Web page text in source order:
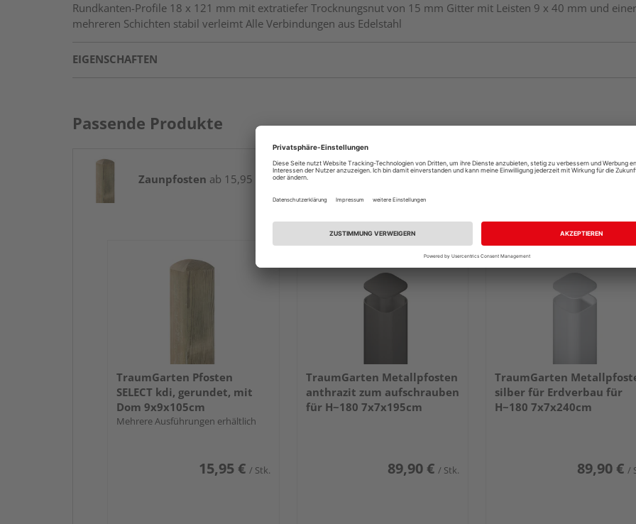
Rundkanten-Profile 18 x 121 mm mit extratiefer Trocknungsnut von 15 mm Gitter mit Leisten 9 x 40 mm und
mehreren Schichten stabil verleimt Alle Verbindungen aus Edelstahl
EIGENSCHAFTEN
Passende Produkte
Zaunpfosten ab 15,95 € / Stk.
TraumGarten Pfosten
SELECT kdi, gerundet, mit
Dom 9x9x105cm
Mehrere Ausführungen erhältlich
15,95 € / Stk.
TraumGarten Metallpfosten
anthrazit zum aufschrauben
für H~180 7x7x195cm
89,90 € / Stk.
TraumGarten
silber für Erdverbau für
H~180 7x7x240cm
89,90 € /